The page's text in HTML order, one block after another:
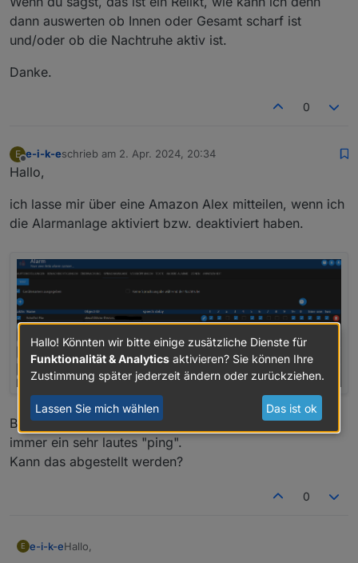
dann auswerten ob Innen oder Gesamt scharf ist
und/oder ob die Nachtruhe aktiv ist.
Danke.
0
E
Offline
e-i-k-eschrieb am 2. Apr. 2024, 20:34
zuletzt editiert von
Hallo,
ich lasse mir über eine Amazon Alex mitteilen, wenn ich
die Alarmanlage aktiviert bzw. deaktiviert haben.
Bevor die Textwiedergabe gesprochen wird, kommt
immer ein sehr lautes "ping".
Kann das abgestellt werden?
0
E e-i-k-eHallo,
Hallo! Könnten wir bitte einige zusätzliche Dienste für
Funktionalität & Analytics aktivieren? Sie können Ihre
Zustimmung später jederzeit ändern oder zurückziehen.
Lassen Sie mich wählen Das ist ok